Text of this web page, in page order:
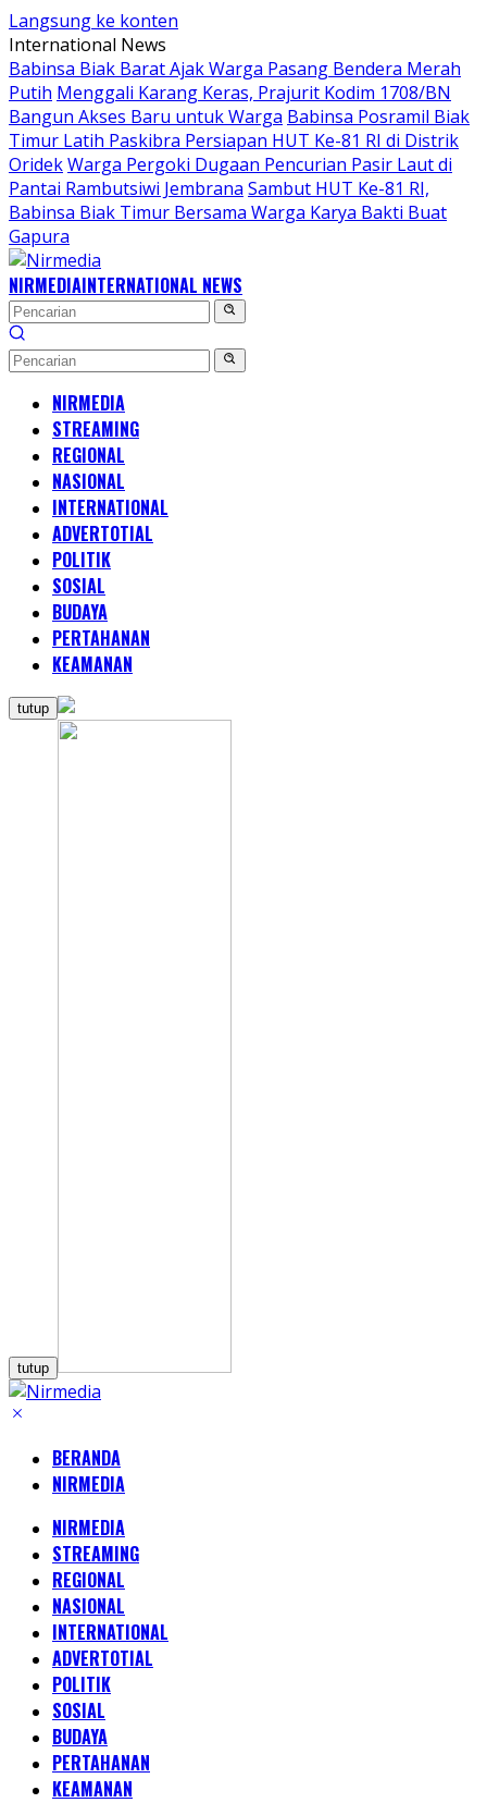
Langsung ke konten
International News
Babinsa Biak Barat Ajak Warga Pasang Bendera Merah
Putih Menggali Karang Keras, Prajurit Kodim 1708/BN
Bangun Akses Baru untuk Warga Babinsa Posramil Biak
Timur Latih Paskibra Persiapan HUT Ke-81 RI di Distrik
OridekWarga Pergoki Dugaan Pencurian Pasir Laut di
Pantai Rambutsiwi Jembrana Sambut HUT Ke-81 RI,
Babinsa Biak Timur Bersama Warga Karya Bakti Buat
Gapura
NIRMEDIAINTERNATIONAL NEWS
NIRMEDIA
STREAMING
REGIONAL
NASIONAL
INTERNATIONAL
ADVERTOTIAL
POLITIK
SOSIAL
BUDAYA
PERTAHANAN
KEAMANAN
tutup
tutup
BERANDA
NIRMEDIA
NIRMEDIA
STREAMING
REGIONAL
NASIONAL
INTERNATIONAL
ADVERTOTIAL
POLITIK
SOSIAL
BUDAYA
PERTAHANAN
KEAMANAN